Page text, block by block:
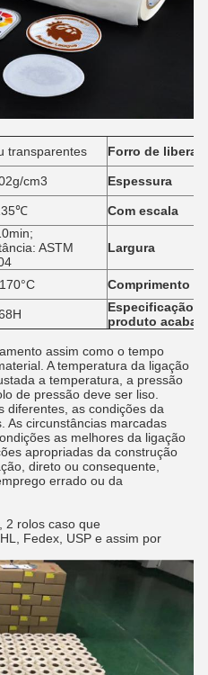
transparentes Forro de
cm3
Espessura
Com escala
ASTM
Largura
Comprimento
Especificação
produto
assim como o tempo
A temperatura da ligação
a temperatura, a pressão
de pressão deve ser liso.
diferentes, as condições da
As circunstâncias marcadas
as melhores da ligação
apropriadas da construção
direto ou consequente,
errado ou da
2 rolos caso que
Fedex, USP e assim por